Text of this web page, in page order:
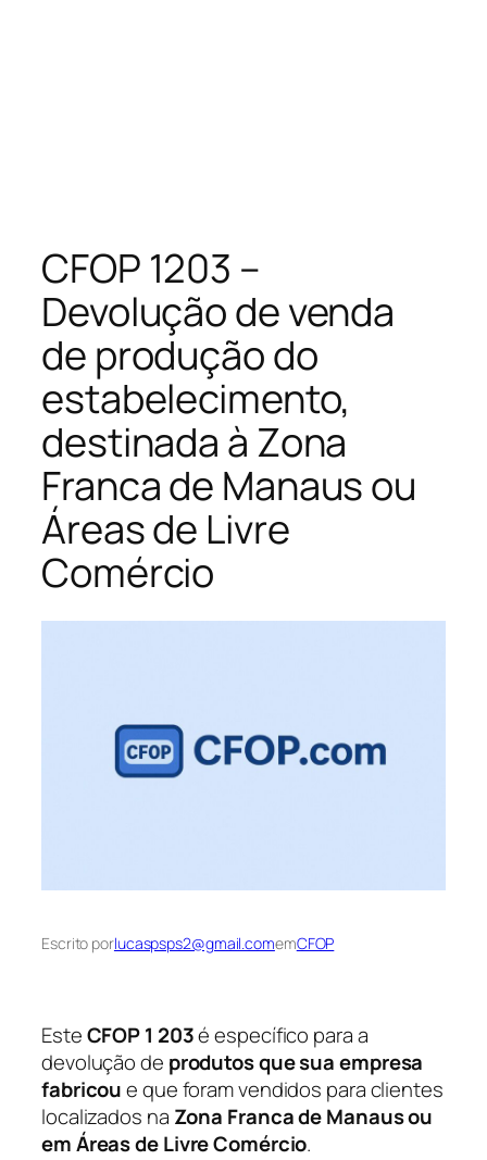
CFOP 1203 –
Devolução de venda
de produção do
estabelecimento,
destinada à Zona
Franca de Manaus ou
Áreas de Livre
Comércio
Escrito porlucaspsps2@gmail.comemCFOP
EsteCFOP 1 203é específico para a
devolução de produtos que sua empresa
fabricoue que foram vendidos para clientes
localizados na Zona Franca de Manaus ou
em Áreas de Livre Comércio.